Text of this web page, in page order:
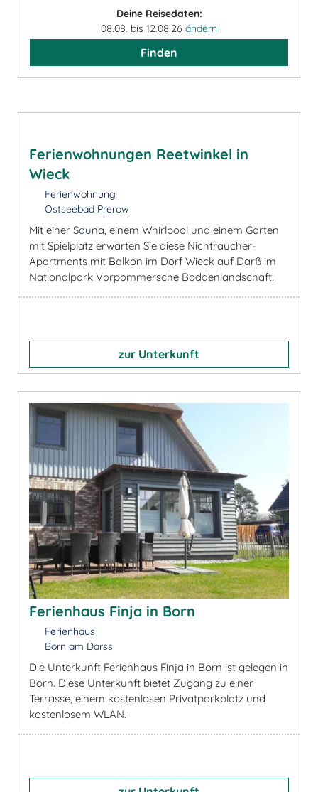
Deine Reisedaten:
08.08. bis 12.08.26 ändern
Finden
Ferienwohnungen Reetwinkel in
Wieck
Ferienwohnung
Ostseebad Prerow
Mit einer Sauna, einem Whirlpool und einem Garten
mit Spielplatz erwarten Sie diese Nichtraucher-
Apartments mit Balkon im Dorf Wieck auf Darß im
Nationalpark Vorpommersche Boddenlandschaft.
zur Unterkunft
Ferienhaus Finja in Born
Ferienhaus
Born am Darss
Die Unterkunft Ferienhaus Finja in Born ist gelegen in
Born. Diese Unterkunft bietet Zugang zu einer
Terrasse, einem kostenlosen Privatparkplatz und
kostenlosem WLAN.